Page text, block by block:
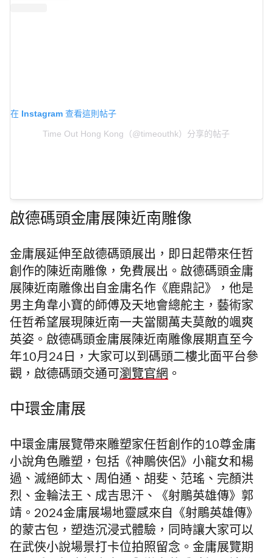
在 Instagram 查看這則帖子
Time Out Hong Kong（@timeouthk）分享的帖子
啟德碼頭金庸展陳近南雕像
金庸展延伸至啟德碼頭展出，即日起帶來任哲
創作的陳近南雕像，免費展出。啟德碼頭金庸
展陳近南雕像出自金庸名作《鹿鼎記》，他是
男主角韋小寶的師傅及天地會總舵主，藝術家
任哲希望展現陳近南一夫當關萬夫莫敵的颯爽
英姿。啟德碼頭金庸展陳近南雕像展期直至今
年10月24日，大家可以到碼頭二樓北面平台參
觀，啟德碼頭交通可瀏覽官網 。
中環金庸展
中環金庸展覽帶來雕塑家任哲創作的10尊金庸
小說角色雕塑，包括《神鵰俠侶》小龍女和楊
過、滅絕師太、周伯通、胡斐、范瑤、完顏洪
烈、金輪法王、成吉思汗、《射鵰英雄傳》郭
靖。2024金庸展場地靈感來自《射鵰英雄傳》
的蒙古包，塑造沉浸式體驗，同時讓大家可以
在武俠小說場景打卡位拍照留念。金庸展覽期